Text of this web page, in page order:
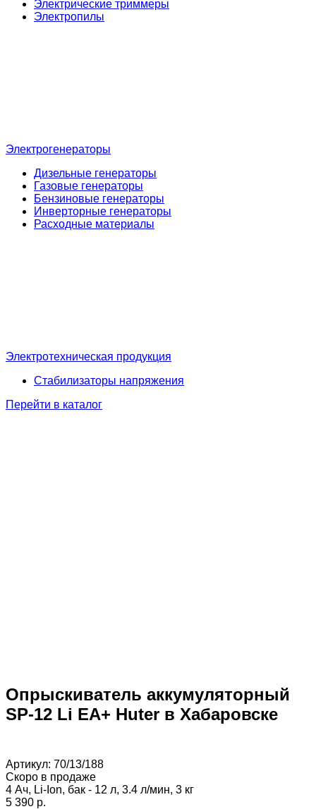
Электрические триммеры
Электропилы
Электрогенераторы
Дизельные генераторы
Газовые генераторы
Бензиновые генераторы
Инверторные генераторы
Расходные материалы
Электротехническая продукция
Стабилизаторы напряжения
Перейти в каталог
Опрыскиватель аккумуляторный
SP-12 Li EA+ Huter в Хабаровске
Артикул: 70/13/188
Скоро в продаже
4 Ач, Li-Ion, бак - 12 л, 3.4 л/мин, 3 кг
5 390 p.